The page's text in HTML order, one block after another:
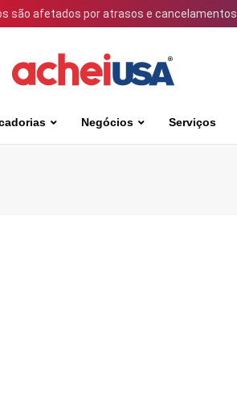
são afetados por atrasos e cancelamentos
Negócios Serviços